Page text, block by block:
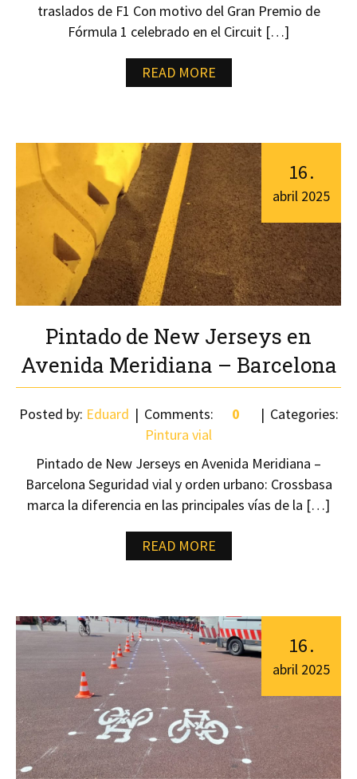
traslados de F1 Con motivo del Gran Premio de
Fórmula 1 celebrado en el Circuit […]
READ MORE
Pintado de New Jerseys en
Avenida Meridiana – Barcelona
16.
abril 2025
Posted by: Eduard Comments: 0
Categories:
Pintura vial
Pintado de New Jerseys en Avenida Meridiana –
Barcelona Seguridad vial y orden urbano: Crossbasa
marca la diferencia en las principales vías de la […]
READ MORE
16.
abril 2025